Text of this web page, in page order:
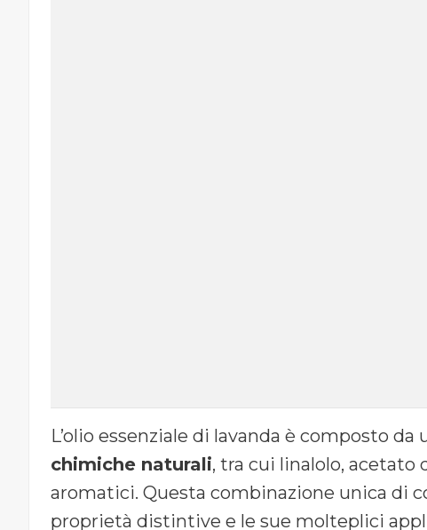
L’olio essenziale di lavanda è composto
chimiche naturali, tra cui linalolo, acetato
aromatici. Questa combinazione unica di
proprietà distintive e le sue molteplici